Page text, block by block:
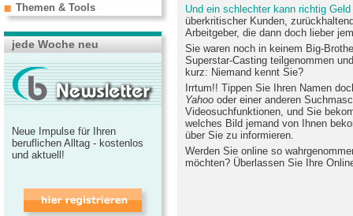
Und ein schlechter kann richtig
überkritischer Kunden,
Arbeitgeber, die dann doch lieber
Sie waren noch in keinem Big-
Superstar-Casting teilgenommen
kurz: Niemand kennt Sie?
Irrtum!! Tippen Sie Ihren Namen
Yahoo oder einer anderen
Videosuchfunktionen, und Sie
welches Bild jemand von Ihnen
über Sie zu informieren.
Werden Sie online so
möchten? Überlassen Sie Ihre
Themen & Tools
jede Woche neu
Neue Impulse für Ihren
beruflichen Alltag - kostenlos
und aktuell!